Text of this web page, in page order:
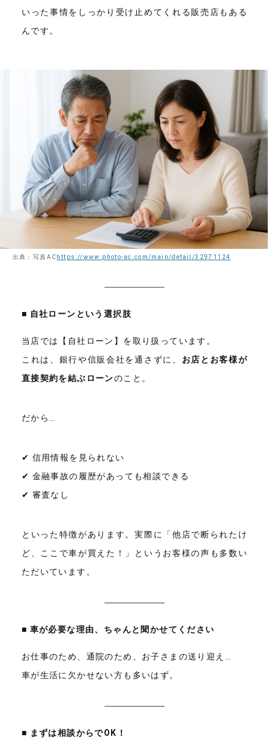
いった事情をしっかり受け止めてくれる販売店もある
んです。
出典：写真AC https://www.photo-ac.com/main/detail/32971124
■ 自社ローンという選択肢
当店では【自社ローン】を取り扱っています。
これは、銀行や信販会社を通さずに、 お店とお客様が
直接契約を結ぶローンのこと。
だから…
✔ 信用情報を見られない
✔ 金融事故の履歴があっても相談できる
✔ 審査なし
といった特徴があります。実際に「他店で断られたけ
ど、ここで車が買えた！」というお客様の声も多数い
ただいています。
■ 車が必要な理由、ちゃんと聞かせてください
お仕事のため、通院のため、お子さまの送り迎え…
車が生活に欠かせない方も多いはず。
■ まずは相談からでOK！